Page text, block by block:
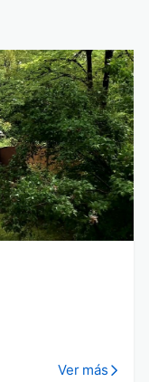
Ver más